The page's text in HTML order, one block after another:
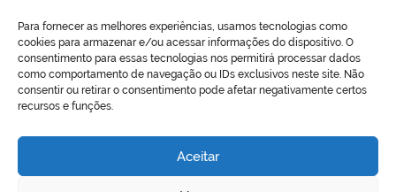
Para fornecer as melhores experiências, usamos tecnologias como
cookies para armazenar e/ou acessar informações do dispositivo. O
consentimento para essas tecnologias nos permitirá processar dados
como comportamento de navegação ou IDs exclusivos neste site. Não
consentir ou retirar o consentimento pode afetar negativamente certos
recursos e funções.
Aceitar
VOLTAR AO TOPO